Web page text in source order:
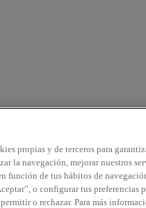
propias y de terceros para
la navegación, mejorar nuestros
función de tus hábitos de
o configurar tus preferencias
o rechazar. Para más